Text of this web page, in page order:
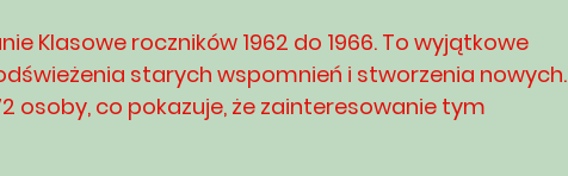
Klasowe roczników 1962 do 1966. To wyjątkowe
starych wspomnień i stworzenia nowych.
osoby, co pokazuje, że zainteresowanie tym